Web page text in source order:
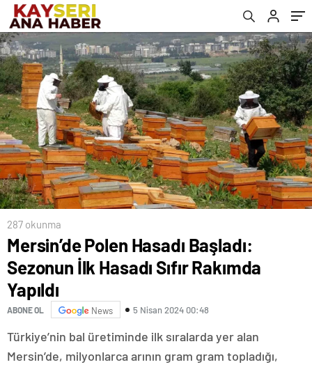
287 okunma
Mersin’de Polen Hasadı Başladı:
Sezonun İlk Hasadı Sıfır Rakımda
Yapıldı
ABONE OL News 5 Nisan 2024 00:48
Türkiye’nin bal üretiminde ilk sıralarda yer alan
Mersin’de, milyonlarca arının gram gram topladığı,